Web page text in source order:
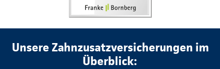
Unsere Zahnzusatzversicherungen im
Überblick: